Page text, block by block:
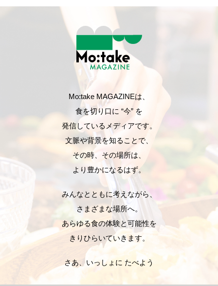
Mo:take MAGAZINEは、
食を切り口に “今” を
発信しているメディアです。
文脈や背景を知ることで、
その時、その場所は、
より豊かになるはず。
みんなとともに考えながら、
さまざまな場所へ。
あらゆる食の体験と可能性を
きりひらいていきます。
さあ、いっしょに たべよう